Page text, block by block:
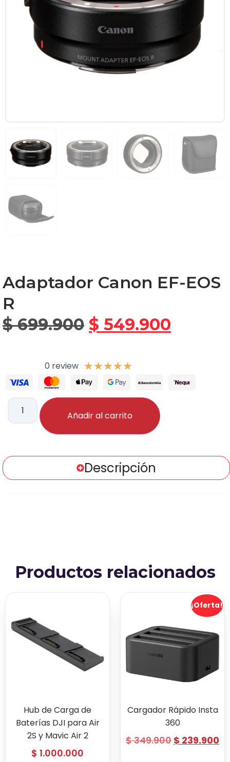
Adaptador Canon EF-EOS
R
$699.900 $ 549.900
0 review ★★★★★
Añadir al carrito
Descripción
Productos relacionados
Hub de Carga de
Baterías DJI para Air
2S y Mavic Air 2
$ 1.000.000
¡Oferta!
Cargador Rápido Insta
360
$349.900 $ 239.900